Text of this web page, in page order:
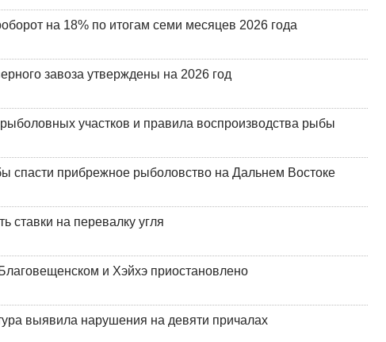
на 18% по итогам семи месяцев 2026 года
завоза утверждены на 2026 год
участков и правила воспроизводства рыбы
спасти прибрежное рыболовство на Дальнем Востоке
ставки на перевалку угля
и Хэйхэ приостановлено
выявила нарушения на девяти причалах